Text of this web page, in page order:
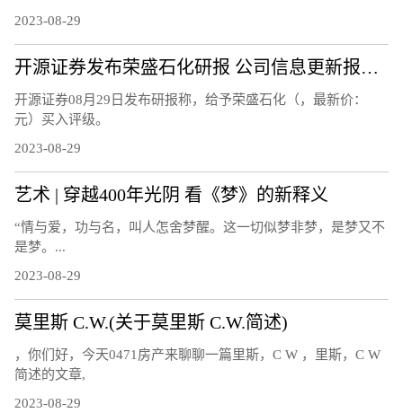
2023-08-29
开源证券发布荣盛石化研报 公司信息更新报告：2023Q2公司业绩扭亏为盈 坚定看好向上弹性
开源证券08月29日发布研报称，给予荣盛石化（，最新价：
元）买入评级。
2023-08-29
艺术 | 穿越400年光阴 看《梦》的新释义
“情与爱，功与名，叫人怎舍梦醒。这一切似梦非梦，是梦又不
是梦。...
2023-08-29
莫里斯 C.W.(关于莫里斯 C.W.简述)
，你们好，今天0471房产来聊聊一篇里斯，C W ，里斯，C W
简述的文章,
2023-08-29